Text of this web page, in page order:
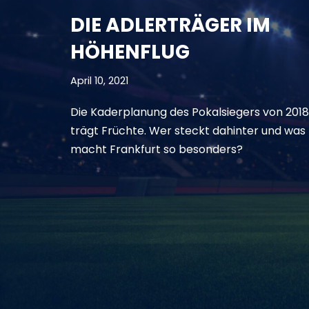
DIE ADLERTRÄGER IM
HÖHENFLUG
April 10, 2021
Die Kaderplanung des Pokalsiegers von 2018
trägt Früchte. Wer steckt dahinter und was
macht Frankfurt so besonders?